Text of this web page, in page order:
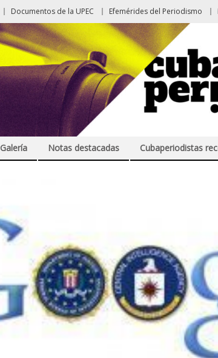
Documentos de la UPEC Efemérides del Periodismo
Galería Notas destacadas Cubaperiodistas